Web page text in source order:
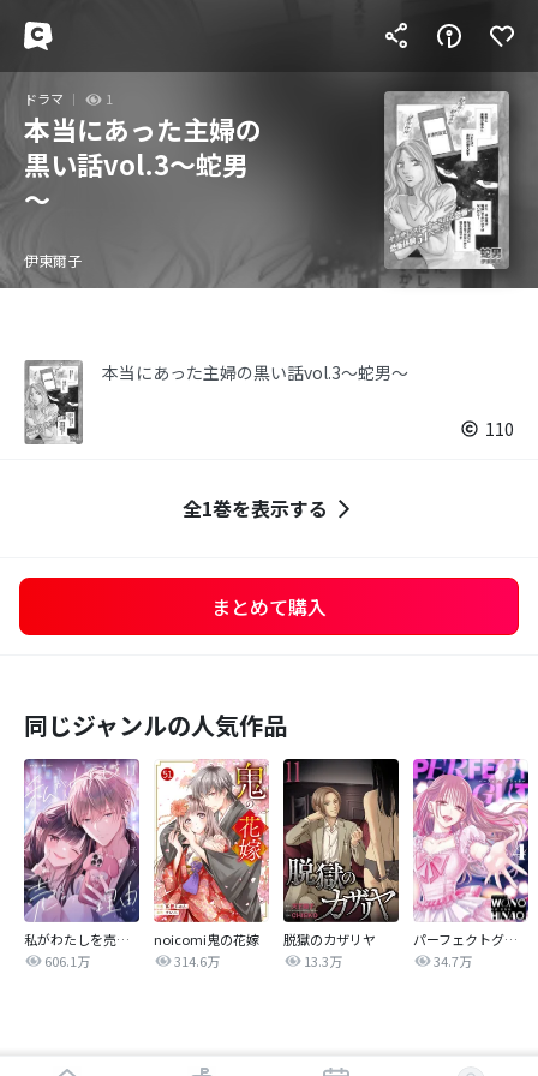
ドラマ 1
本当にあった主婦の
黒い話vol.3～蛇男
～
伊東爾子
本当にあった主婦の黒い話vol.3～蛇男～
110
全1巻を表示する
まとめて購入
同じジャンルの人気作品
私がわたしを売る理由
606.1万
noicomi鬼の花嫁
314.6万
脱獄のカザリヤ
13.3万
パーフェクトグリッター
34.7万